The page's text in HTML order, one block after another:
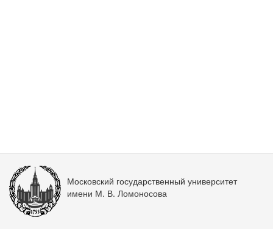
Московский государственный университет
имени М. В. Ломоносова